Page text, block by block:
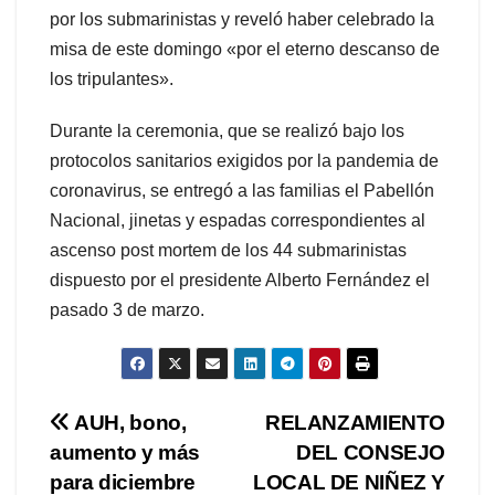
por los submarinistas y reveló haber celebrado la
misa de este domingo «por el eterno descanso de
los tripulantes».
Durante la ceremonia, que se realizó bajo los
protocolos sanitarios exigidos por la pandemia de
coronavirus, se entregó a las familias el Pabellón
Nacional, jinetas y espadas correspondientes al
ascenso post mortem de los 44 submarinistas
dispuesto por el presidente Alberto Fernández el
pasado 3 de marzo.
Navegación
de
RELANZAMIENTO
DEL CONSEJO
LOCAL DE NIÑEZ Y
AUH, bono,
aumento y más
para diciembre